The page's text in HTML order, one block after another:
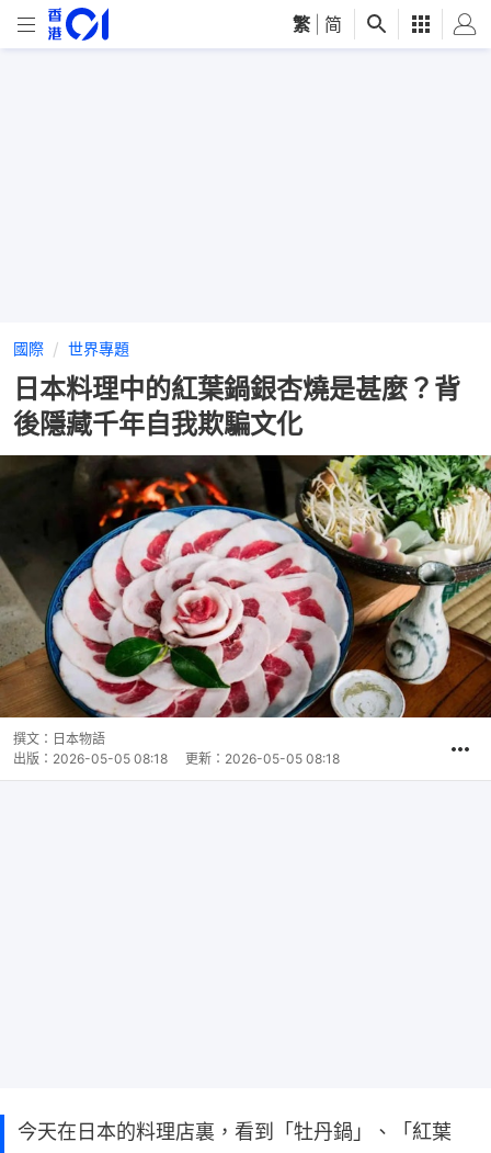
繁 简
國際 世界專題
日本料理中的紅葉鍋銀杏燒是甚麼？背
後隱藏千年自我欺騙文化
撰文： 日本物語
出版： 2026-05-05 08:18 更新： 2026-05-05 08:18
今天在日本的料理店裏，看到「牡丹鍋」、「紅葉